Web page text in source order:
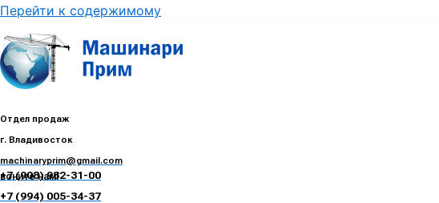
Перейти к содержимому
Отдел продаж
г. Владивосток
machinaryprim@gmail.com
нам!
+7 (908) 982-31-00
+7 (994) 005-34-37